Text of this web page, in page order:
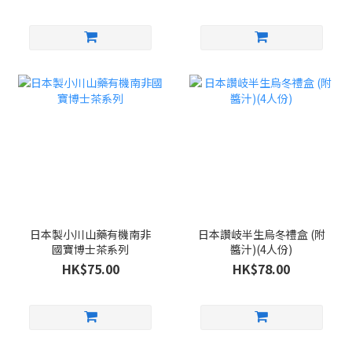
日本製小川山藥有機南非
國寶博士茶系列
HK$75.00
日本讚岐半生烏冬禮盒 (附
醬汁)(4人份)
HK$78.00